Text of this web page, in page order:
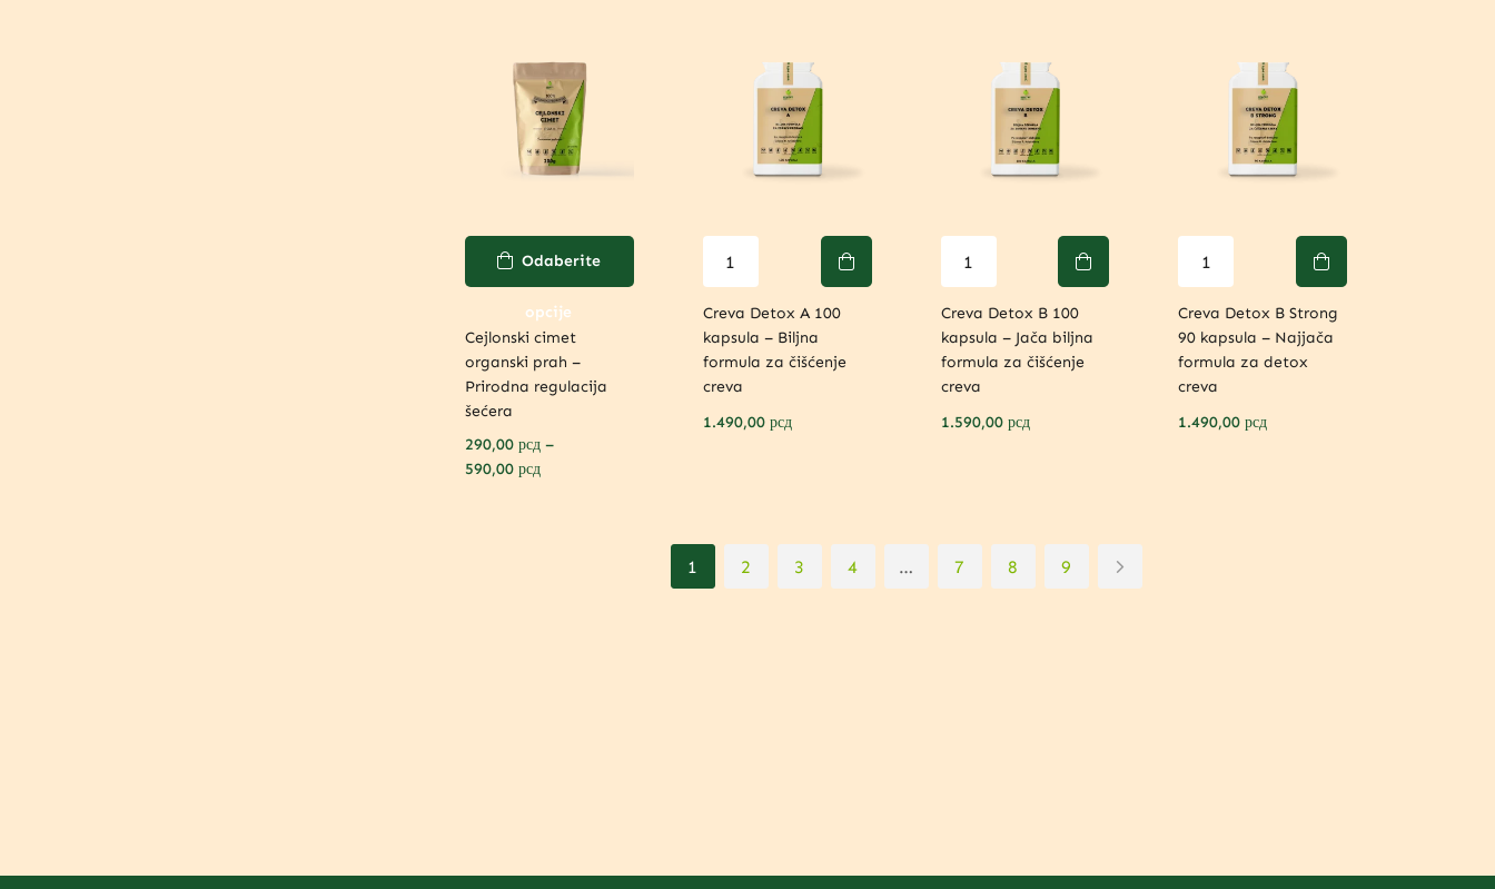
Odaberite
opcije
Cejlonski cimet
organski prah –
Prirodna regulacija
šećera
290,00 рсд –
590,00 рсд
Creva Detox A 100
kapsula – Biljna
formula za čišćenje
creva
1.490,00 рсд
Creva Detox B 100
kapsula – Jača biljna
formula za čišćenje
creva
1.590,00 рсд
Creva Detox B Strong
90 kapsula – Najjača
formula za detox
creva
1.490,00рсд
1 2 3 4 … 7 8 9